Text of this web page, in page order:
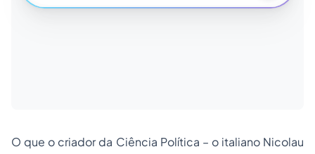
O que o criador da Ciência Política – o italiano Nicolau